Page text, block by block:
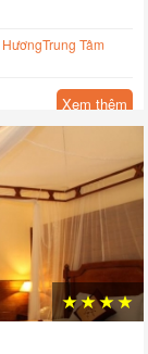
Tâm
Xem thêm